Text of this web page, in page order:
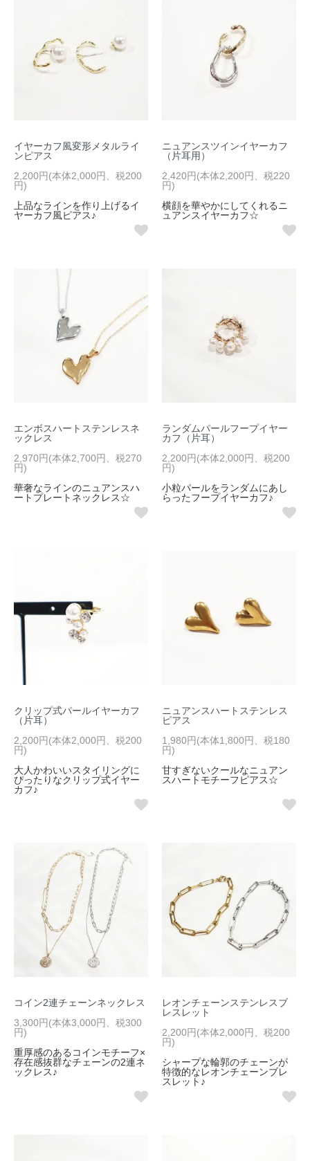
イヤーカフ風変形メタルライ
ンピアス
2,200円(本体2,000円、税200
円)
上品なラインを作り上げるイ
ヤーカフ風ピアス♪
ニュアンスツインイヤーカフ
（片耳用）
2,420円(本体2,200円、税220
円)
横顔を華やかにしてくれるニ
ュアンスイヤーカフ☆
エンボスハートステンレスネ
ックレス
2,970円(本体2,700円、税270
円)
華奢なラインのニュアンスハ
ートプレートネックレス☆
ランダムパールフープイヤー
カフ（片耳）
2,200円(本体2,000円、税200
円)
小粒パールをランダムにあし
らったフープイヤーカフ♪
クリップ式パールイヤーカフ
（片耳）
2,200円(本体2,000円、税200
円)
大人かわいいスタイリングに
ぴったりなクリップ式イヤー
カフ♪
ニュアンスハートステンレス
ピアス
1,980円(本体1,800円、税180
円)
甘すぎないクールなニュアン
スハートモチーフピアス☆
コイン2連チェーンネックレス
3,300円(本体3,000円、税300
円)
重厚感のあるコインモチーフ×
存在感抜群なチェーンの2連ネ
ックレス♪
レオンチェーンステンレスブ
レスレット
2,200円(本体2,000円、税200
円)
シャープな輪郭のチェーンが
特徴的なレオンチェーンブレ
スレット♪